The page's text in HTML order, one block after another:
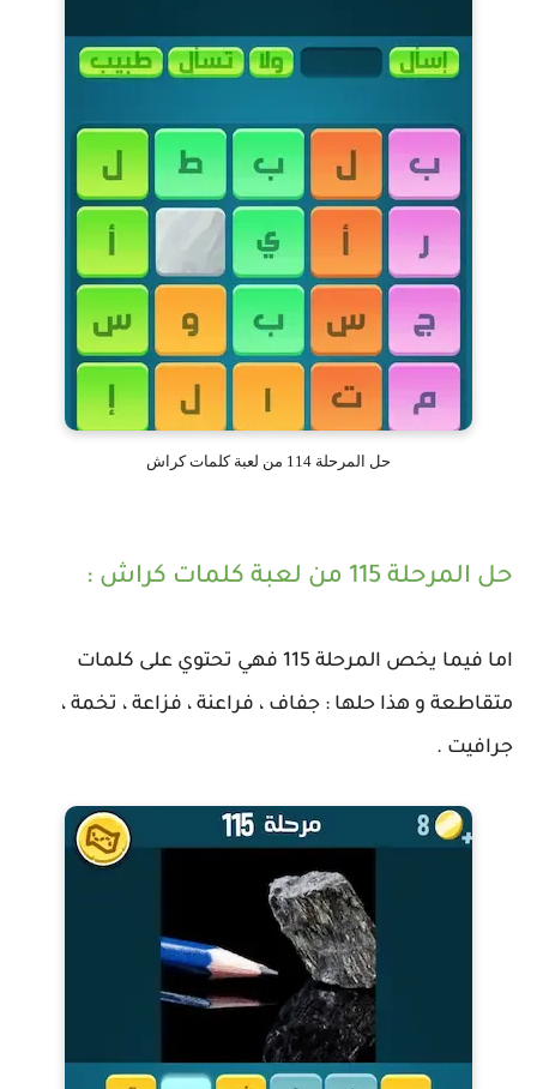
حل المرحلة 114 من لعبة كلمات كراش
حل المرحلة 115 من لعبة كلمات كراش :
اما فيما يخص المرحلة 115 فهي تحتوي على كلمات
متقاطعة و هذا حلها : جفاف ، فراعنة ، فزاعة ، تخمة ،
جرافيت .